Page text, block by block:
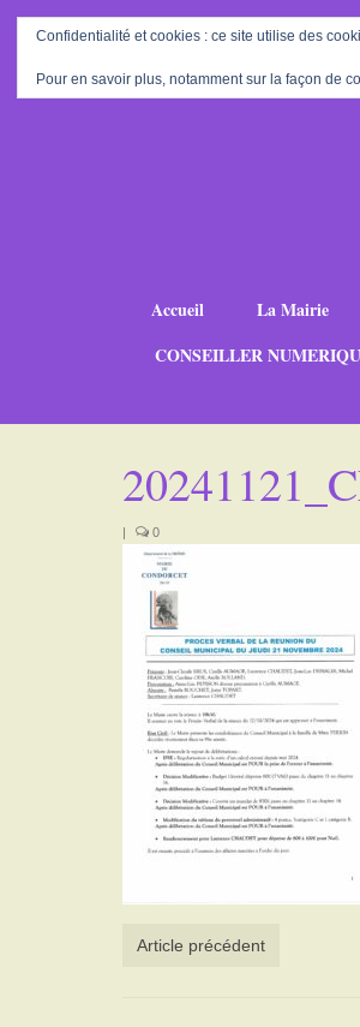
Accueil La Mairie
CONSEILLER
| 0
Article précédent
Confidentialité et cookies : ce site utilise des
Pour en savoir plus, notamment sur la façon de